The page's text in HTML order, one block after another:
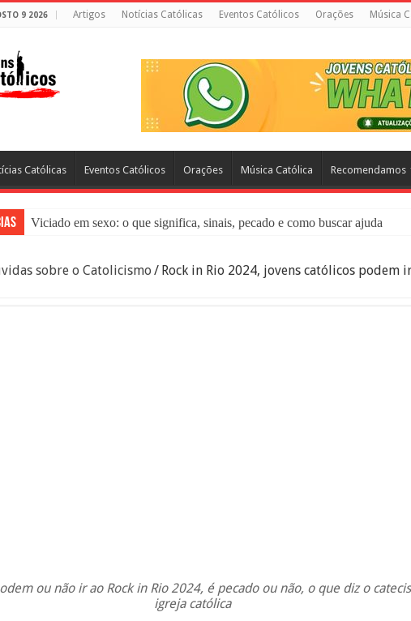
9 2026 Artigos Notícias Católicas Eventos Católicos Orações Música
Católicas Eventos Católicos Orações Música Católica Recomendamos
Viciado em sexo: o que significa, sinais, pecado e como buscar ajuda
Filme Sagrado Coração – Seu Reino Não Terá Fim: O Documentário
sobre o Catolicismo / Rock in Rio 2024, jovens católicos podem
ou não ir ao Rock in Rio 2024, é pecado ou não, o que diz o
igreja católica